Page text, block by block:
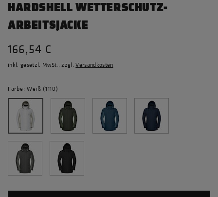
HARDSHELL WETTERSCHUTZ-
ARBEITSJACKE
166,54 €
inkl. gesetzl. MwSt., zzgl.Versandkosten
Farbe: Weiß (1110)